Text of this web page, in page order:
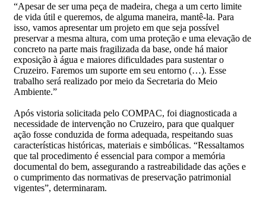
“Apesar de ser uma peça de madeira, chega a um certo limite
de vida útil e queremos, de alguma maneira, mantê-la. Para
isso, vamos apresentar um projeto em que seja possível
preservar a mesma altura, com uma proteção e uma elevação de
concreto na parte mais fragilizada da base, onde há maior
exposição à água e maiores dificuldades para sustentar o
Cruzeiro. Faremos um suporte em seu entorno (…). Esse
trabalho será realizado por meio da Secretaria do Meio
Ambiente.”
Após vistoria solicitada pelo COMPAC, foi diagnosticada a
necessidade de intervenção no Cruzeiro, para que qualquer
ação fosse conduzida de forma adequada, respeitando suas
características históricas, materiais e simbólicas. “Ressaltamos
que tal procedimento é essencial para compor a memória
documental do bem, assegurando a rastreabilidade das ações e
o cumprimento das normativas de preservação patrimonial
vigentes”, determinaram.